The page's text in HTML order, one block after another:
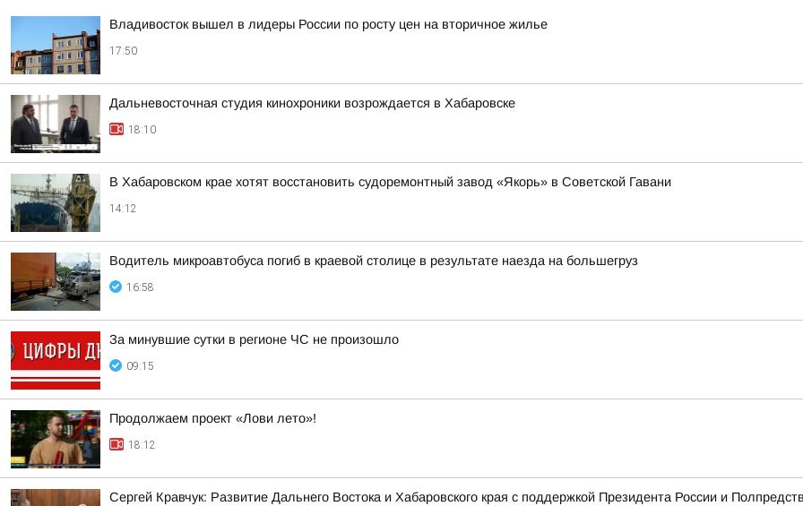
Владивосток вышел в лидеры России по росту цен на вторичное жилье
17:50
Дальневосточная студия кинохроники возрождается в Хабаровске
18:10
В Хабаровском крае хотят восстановить судоремонтный завод «Якорь» в Советской Гавани
14:12
Водитель микроавтобуса погиб в краевой столице в результате наезда на большегруз
16:58
За минувшие сутки в регионе ЧС не произошло
09:15
Продолжаем проект «Лови лето»!
18:12
Сергей Кравчук: Развитие Дальнего Востока и Хабаровского края с поддержкой Президента России и